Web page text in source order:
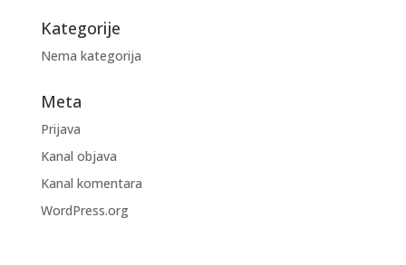
Kategorije
Nema kategorija
Meta
Prijava
Kanal objava
Kanal komentara
WordPress.org